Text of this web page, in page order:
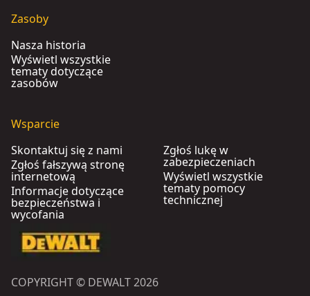
Zasoby
Nasza historia
Wyświetl wszystkie
tematy dotyczące
zasobów
Wsparcie
Skontaktuj się z nami
Zgłoś fałszywą stronę
internetową
Informacje dotyczące
bezpieczeństwa i
wycofania
Zgłoś lukę w
zabezpieczeniach
Wyświetl wszystkie
tematy pomocy
technicznej
COPYRIGHT © DEWALT 2026